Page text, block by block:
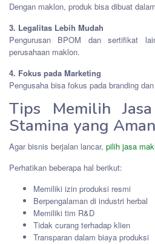
Dengan maklon, produk bisa dibuat
3. Legalitas Lebih Mudah
Pengurusan BPOM dan sertifikat
perusahaan maklon.
4. Fokus pada Marketing
Pengusaha bisa fokus pada branding
Tips Memilih
Stamina yang
Agar bisnis berjalan lancar, pilih jasa
Perhatikan beberapa hal berikut:
Memiliki izin produksi resmi
Berpengalaman di industri herbal
Memiliki tim R&D
Tidak curang terhadap klien
Transparan dalam biaya produksi